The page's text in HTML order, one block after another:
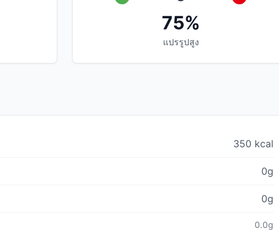
75%
แปรรูปสูง
350 kcal
0g
0g
0.0g